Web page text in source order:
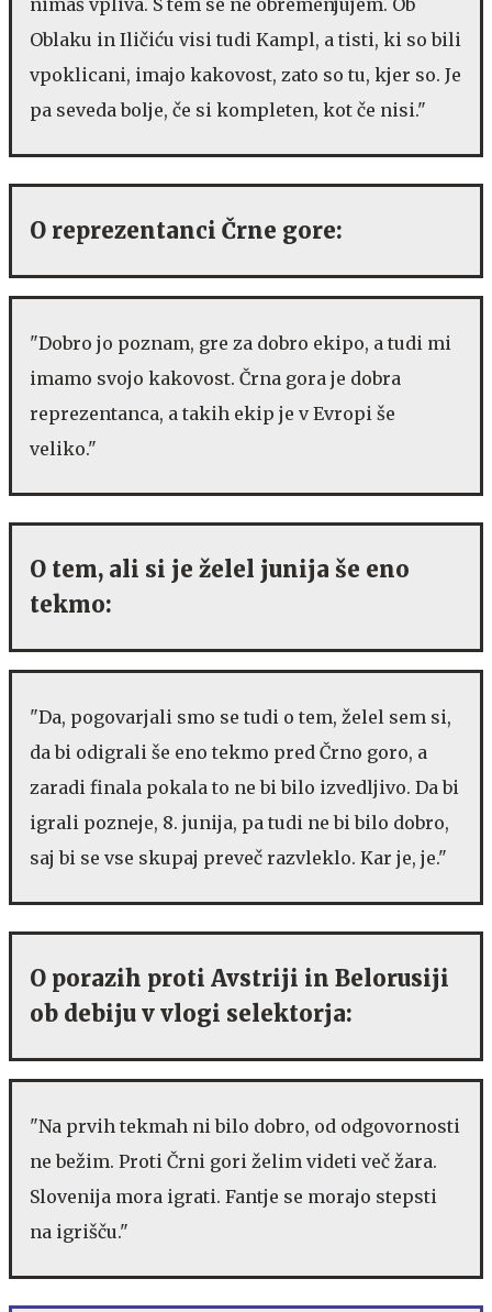
Oblaku in Iličiću visi tudi Kampl, a tisti, ki so bili
vpoklicani, imajo kakovost, zato so tu, kjer so. Je
pa seveda bolje, če si kompleten, kot če nisi."
O reprezentanci Črne gore:
"Dobro jo poznam, gre za dobro ekipo, a tudi mi
imamo svojo kakovost. Črna gora je dobra
reprezentanca, a takih ekip je v Evropi še
veliko."
O tem, ali si je želel junija še eno
tekmo:
"Da, pogovarjali smo se tudi o tem, želel sem si,
da bi odigrali še eno tekmo pred Črno goro, a
zaradi finala pokala to ne bi bilo izvedljivo. Da bi
igrali pozneje, 8. junija, pa tudi ne bi bilo dobro,
saj bi se vse skupaj preveč razvleklo. Kar je, je."
O porazih proti Avstriji in Belorusiji
ob debiju v vlogi selektorja:
"Na prvih tekmah ni bilo dobro, od odgovornosti
ne bežim. Proti Črni gori želim videti več žara.
Slovenija mora igrati. Fantje se morajo stepsti
na igrišču."